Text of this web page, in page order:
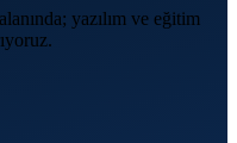
yazılım ve eğitim